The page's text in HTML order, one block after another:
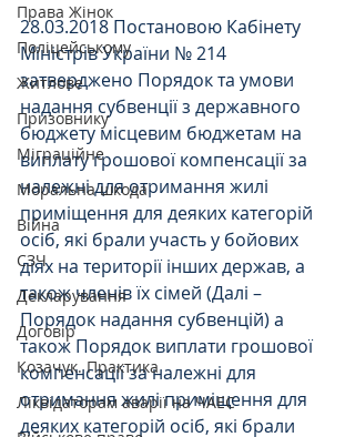
Права Жінок
Поліцейському
Житлове
Призовнику
Міграційне
Моральна шкода
Війна
СЗЧ
Декларування
Договір
Козачук. Практика
Ліквідаторам аварії на ЧАЕС
28.03.2018 Постановою Кабінету
Міністрів України № 214
затверджено Порядок та умови
надання субвенції з державного
бюджету місцевим бюджетам на
виплату грошової компенсації за
належні для отримання жилі
приміщення для деяких категорій
осіб, які брали участь у бойових
діях на території інших держав, а
також членів їх сімей (Далі –
Порядок надання субвенцій) а
також Порядок виплати грошової
компенсації за належні для
отримання жилі приміщення для
деяких категорій осіб, які брали